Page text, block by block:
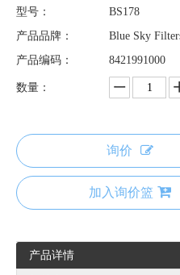
型号：
BS178
产品品牌：
Blue Sky
产品编码：
8421991000
数量：
询价
加入询价篮
产品详情